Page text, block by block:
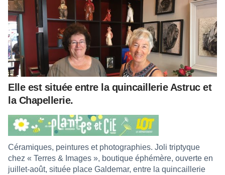
Elle est située entre la quincaillerie Astruc et
la Chapellerie.
Céramiques, peintures et photographies. Joli triptyque
chez « Terres & Images », boutique éphémère, ouverte en
juillet-août, située place Galdemar, entre la quincaillerie